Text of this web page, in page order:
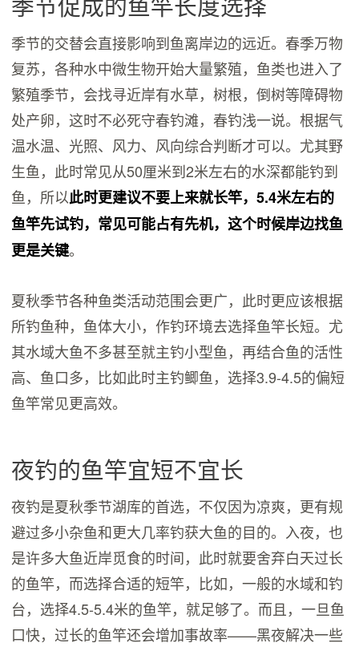
季节的交替会直接影响到鱼离岸边的远近。春季万物
复苏，各种水中微生物开始大量繁殖，鱼类也进入了
繁殖季节，会找寻近岸有水草，树根，倒树等障碍物
处产卵，这时不必死守春钓滩，春钓浅一说。根据气
温水温、光照、风力、风向综合判断才可以。尤其野
生鱼，此时常见从50厘米到2米左右的水深都能钓到
鱼，所以此时更建议不要上来就长竿，5.4米左右的
鱼竿先试钓，常见可能占有先机，这个时候岸边找鱼
更是关键。
夏秋季节各种鱼类活动范围会更广，此时更应该根据
所钓鱼种，鱼体大小，作钓环境去选择鱼竿长短。尤
其水域大鱼不多甚至就主钓小型鱼，再结合鱼的活性
高、鱼口多，比如此时主钓鲫鱼，选择3.9-4.5的偏短
鱼竿常见更高效。
夜钓的鱼竿宜短不宜长
夜钓是夏秋季节湖库的首选，不仅因为凉爽，更有规
避过多小杂鱼和更大几率钓获大鱼的目的。入夜，也
是许多大鱼近岸觅食的时间，此时就要舍弃白天过长
的鱼竿，而选择合适的短竿，比如，一般的水域和钓
台，选择4.5-5.4米的鱼竿，就足够了。而且，一旦鱼
口快，过长的鱼竿还会增加事故率——黑夜解决一些